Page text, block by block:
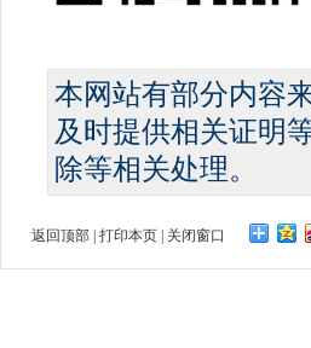
本网站有部分内容
及时提供相关证明
除等相关处理。
返回顶部 打印本页 关闭窗口